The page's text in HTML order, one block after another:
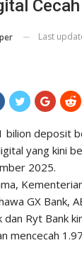
Last
bilion deposit
yang kini
2025.
GX Bank,
dan Ryt Bank
mencecah